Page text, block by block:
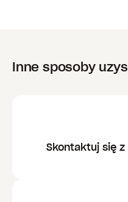
Inne sposoby
Skontaktuj się